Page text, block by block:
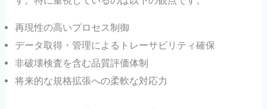
再現性の高いプロセス制御
データ取得・管理によるトレーサビリティ確保
非破壊検査を含む品質評価体制
将来的な規格拡張への柔軟な対応力